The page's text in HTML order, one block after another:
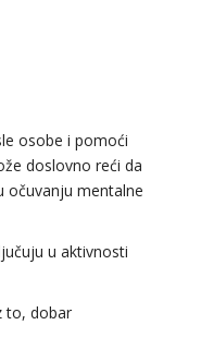
osobe i pomoći
doslovno reći da
očuvanju mentalne
u aktivnosti
to, dobar